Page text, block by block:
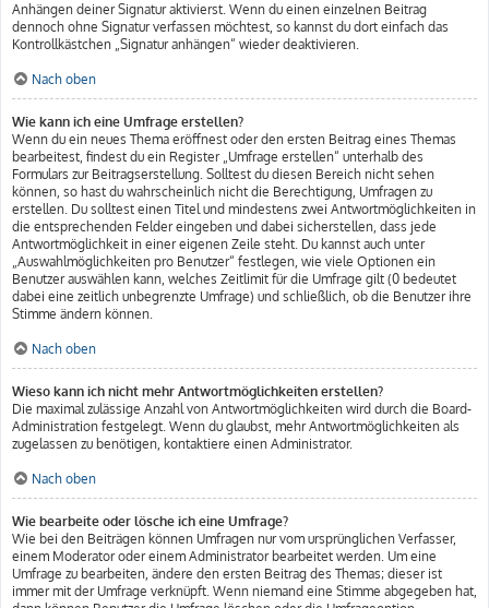
Anhängen deiner Signatur aktivierst. Wenn du einen einzelnen Beitrag
dennoch ohne Signatur verfassen möchtest, so kannst du dort einfach das
Kontrollkästchen „Signatur anhängen“ wieder deaktivieren.
Nach oben
Wie kann ich eine Umfrage erstellen?
Wenn du ein neues Thema eröffnest oder den ersten Beitrag eines Themas
bearbeitest, findest du ein Register „Umfrage erstellen“ unterhalb des
Formulars zur Beitragserstellung. Solltest du diesen Bereich nicht sehen
können, so hast du wahrscheinlich nicht die Berechtigung, Umfragen zu
erstellen. Du solltest einen Titel und mindestens zwei Antwortmöglichkeiten in
die entsprechenden Felder eingeben und dabei sicherstellen, dass jede
Antwortmöglichkeit in einer eigenen Zeile steht. Du kannst auch unter
„Auswahlmöglichkeiten pro Benutzer“ festlegen, wie viele Optionen ein
Benutzer auswählen kann, welches Zeitlimit für die Umfrage gilt (0 bedeutet
dabei eine zeitlich unbegrenzte Umfrage) und schließlich, ob die Benutzer ihre
Stimme ändern können.
Nach oben
Wieso kann ich nicht mehr Antwortmöglichkeiten erstellen?
Die maximal zulässige Anzahl von Antwortmöglichkeiten wird durch die Board-
Administration festgelegt. Wenn du glaubst, mehr Antwortmöglichkeiten als
zugelassen zu benötigen, kontaktiere einen Administrator.
Nach oben
Wie bearbeite oder lösche ich eine Umfrage?
Wie bei den Beiträgen können Umfragen nur vom ursprünglichen Verfasser,
einem Moderator oder einem Administrator bearbeitet werden. Um eine
Umfrage zu bearbeiten, ändere den ersten Beitrag des Themas; dieser ist
immer mit der Umfrage verknüpft. Wenn niemand eine Stimme abgegeben hat,